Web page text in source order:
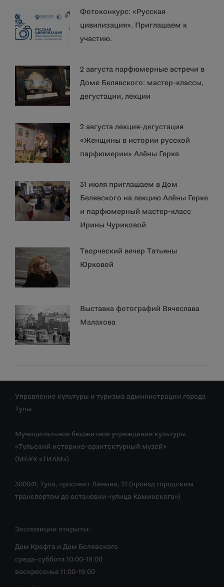
Фотоконкурс: «Русская
цивилизация». Приглашаем к
участию.
2 августа парфюмерные встречи в
Доме Белявского: мастер-классы,
дегустации, лекции
2 августа лекция-дегустация
«Женщины в истории русской
парфюмерии» Алёны Герке
31 июля приглашаем в Дом
Белявского на лекцию Алёны Герке
и парфюмерный мастер-класс
Ирины Чуриковой
Творческий вечер Татьяны
Юрковой
Выставка фотографий Вячеслава
Малахова
Управление культуры и туризма администрации города
Тулы
Муниципальное бюджетное учреждение культуры
«Тульский историко-архитектурный музей»
(МБУК «ТИАМ»)
300041, Тула, проспект Ленина, 27 (проезд городским
транспортом до остановки «улица Каминского»)
Экспозиции открыты:
Дом Крафта и Дом Белявского
среда-суббота 10:00-19:00
воскресенье 11:00-19:00